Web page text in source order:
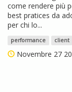
come rendere più
best pratices da
per chi lo...
performance client
Novembre 27